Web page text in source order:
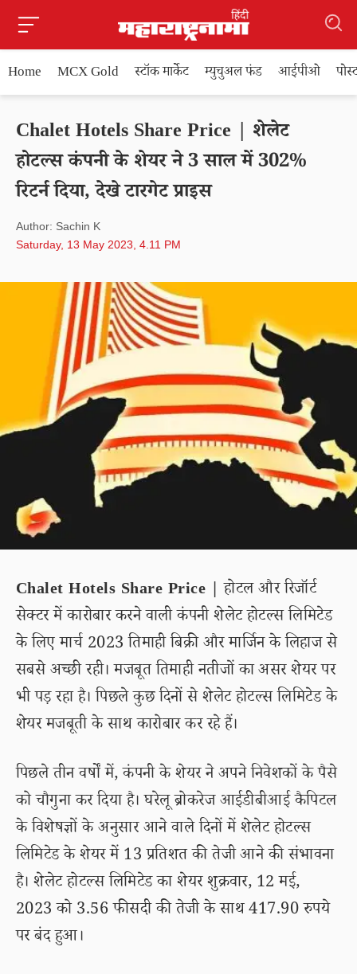
Home MCX Gold स्टॉक मार्केट म्युचुअल फंड आईपीओ
Chalet Hotels Share Price | शेलेट
होटल्स कंपनी के शेयर ने 3 साल में 302%
रिटर्न दिया, देखे टारगेट प्राइस
Author: Sachin K
Saturday, 13 May 2023, 4.11 PM
Chalet Hotels Share Price | होटल और रिजॉर्ट
सेक्टर में कारोबार करने वाली कंपनी शेलेट होटल्स लिमिटेड
के लिए मार्च 2023 तिमाही बिक्री और मार्जिन के लिहाज से
सबसे अच्छी रही। मजबूत तिमाही नतीजों का असर शेयर पर
भी पड़ रहा है। पिछले कुछ दिनों से शेलेट होटल्स लिमिटेड के
शेयर मजबूती के साथ कारोबार कर रहे हैं।
पिछले तीन वर्षों में, कंपनी के शेयर ने अपने निवेशकों के पैसे
को चौगुना कर दिया है। घरेलू ब्रोकरेज आईडीबीआई कैपिटल
के विशेषज्ञों के अनुसार आने वाले दिनों में शेलेट होटल्स
लिमिटेड के शेयर में 13 प्रतिशत की तेजी आने की संभावना
है। शेलेट होटल्स लिमिटेड का शेयर शुक्रवार, 12 मई,
2023 को 3.56 फीसदी की तेजी के साथ 417.90 रुपये
पर बंद हुआ।